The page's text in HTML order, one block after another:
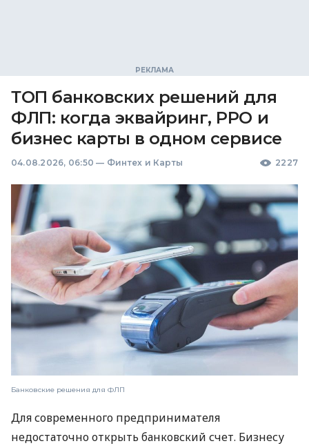
ТОП банковских решений для
ФЛП: когда эквайринг, РРО и
бизнес карты в одном сервисе
04.08.2026, 06:50 — Финтех и Карты 2227
Банковские решения для ФЛП
Для современного предпринимателя
недостаточно открыть банковский счет. Бизнесу